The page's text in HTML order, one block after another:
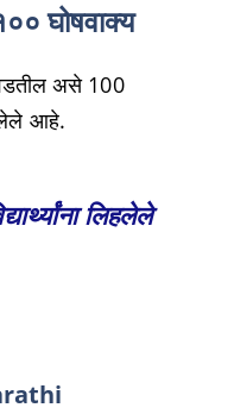
घोषवाक्य
आवडतील असे 100
आहे.
लिहलेले